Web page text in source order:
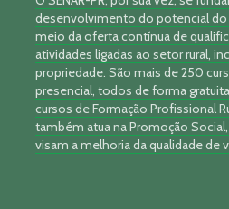
desenvolvimento do potencial do
meio da oferta contínua de
atividades ligadas ao setor rural,
propriedade. São mais de 250
presencial, todos de forma
cursos de Formação Profissional
também atua na Promoção
visam a melhoria da qualidade de